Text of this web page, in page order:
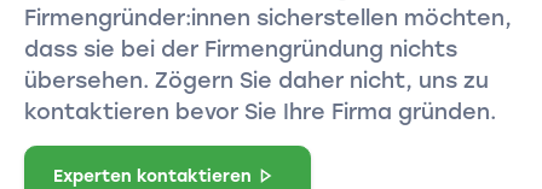
Firmengründer:innen sicherstellen möchten,
dass sie bei der Firmengründung nichts
übersehen. Zögern Sie daher nicht, uns zu
kontaktieren bevor Sie Ihre Firma gründen.
Experten kontaktieren